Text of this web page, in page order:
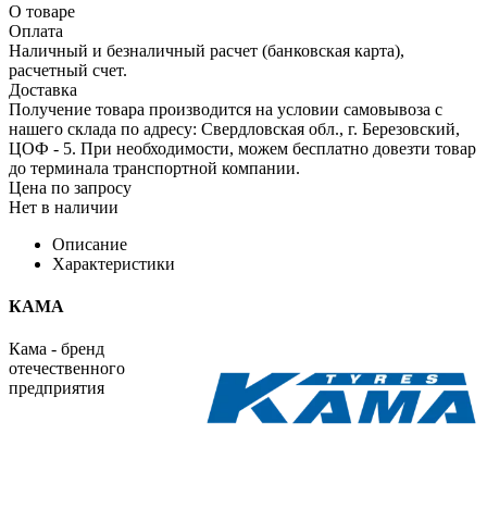
О товаре
Оплата
Наличный и безналичный расчет (банковская карта),
расчетный счет.
Доставка
Получение товара производится на условии самовывоза с
нашего склада по адресу: Свердловская обл., г. Березовский,
ЦОФ - 5. При необходимости, можем бесплатно довезти товар
до терминала транспортной компании.
Цена по запросу
Нет в наличии
Описание
Характеристики
КАМА
Кама - бренд
отечественного
предприятия